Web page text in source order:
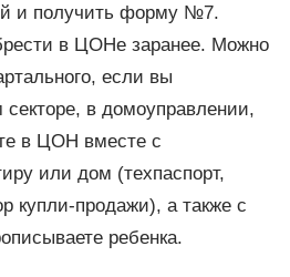
и получить форму №7.
в ЦОНе заранее. Можно
если вы
секторе, в домоуправлении,
в ЦОН вместе с
или дом (техпаспорт,
купли-продажи), а также с
ребенка.